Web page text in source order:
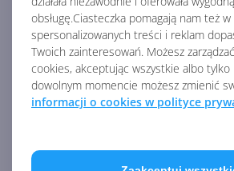
obsługę.Ciasteczka pomagają nam też
spersonalizowanych treści i reklam
Twoich zainteresowań. Możesz
cookies, akceptując wszystkie albo tylko
dowolnym momencie możesz zmienić
informacji o cookies w polityce
to nie zdarza się często.
Źródło:
https://mspoweruser.com/uwp-